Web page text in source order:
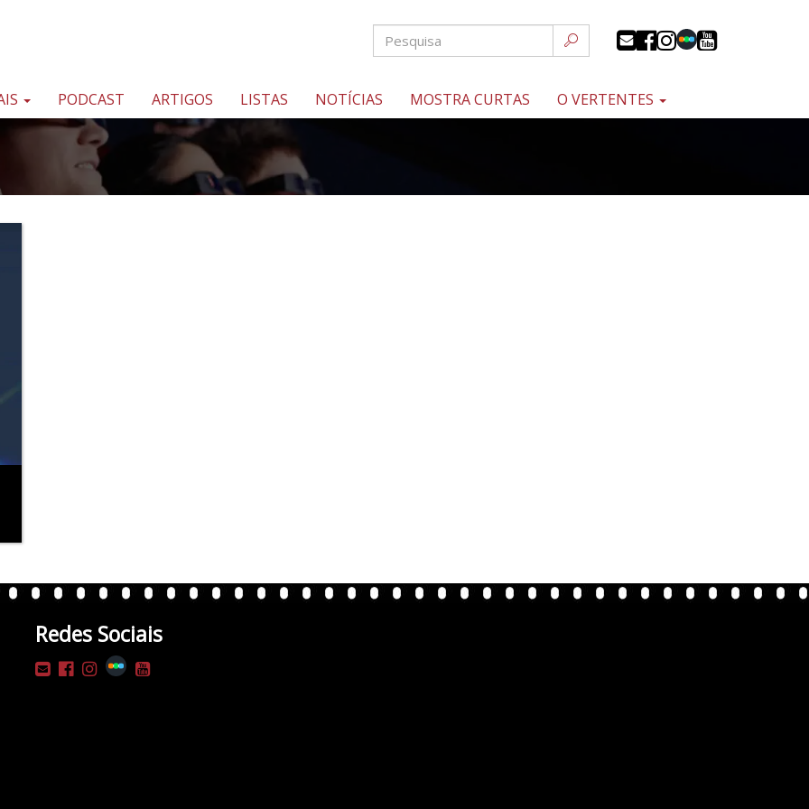
PODCAST ARTIGOS LISTAS NOTÍCIAS MOSTRA CURTAS O VERTENTES
Redes Sociais